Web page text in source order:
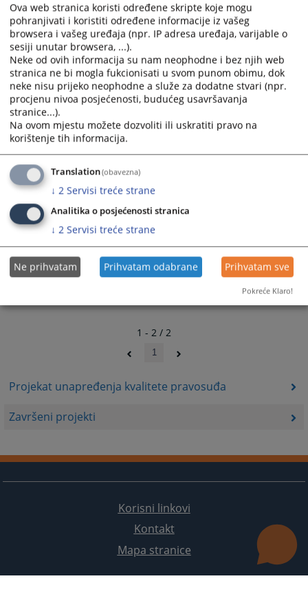
Projekat unapređenja kvalitete pravosuđa
Završeni projekti
the
calendar
and
select
a
date.
Press
the
question
mark
key
to
get
the
keyboard
shortcuts
for
changing
dates.
the
calendar
and
select
a
date.
Press
question
mark
key
to
get
keyboard
shortcuts
for
changing
dates.
1 - 2 / 2
1
Korisni linkovi
Kontakt
Mapa stranice
Ova web stranica koristi određene skripte koje mogu
pohranjivati i koristiti određene informacije iz vašeg
browsera i vašeg uređaja (npr. IP adresa uređaja, varijable o
sesiji unutar browsera, ...).
Neke od ovih informacija su nam neophodne i bez njih web
stranica ne bi mogla fukcionisati u svom punom obimu, dok
neke nisu prijeko neophodne a služe za dodatne stvari (npr.
procjenu nivoa posjećenosti, budućeg usavršavanja
stranice...).
Na ovom mjestu možete dozvoliti ili uskratiti pravo na
korištenje tih informacija.
Translation(obavezna)
↓ 2 Servisi treće strane
Analitika o posjećenosti stranica
↓ 2 Servisi treće strane
Ne prihvatam Prihvatam odabrane Prihvatam sve
Pokreće Klaro!